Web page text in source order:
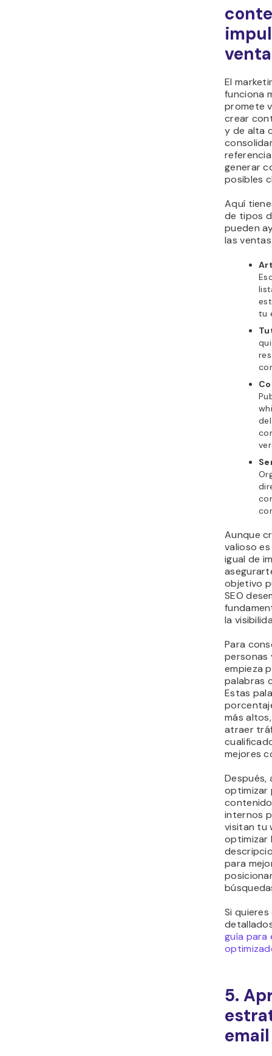
El
funciona
promete
crear
y de alta
generar
posibles
Aquí
de tipos
pueden
las
tu
Aunque
valioso
igual de
objetivo
SEO
la
Para
personas
empieza
palabras
Estas
más
atraer
mejores
Después,
optimizar
internos
visitan tu
optimizar
para
Si
guía para
5.